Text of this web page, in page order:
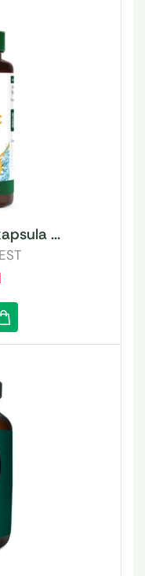
...